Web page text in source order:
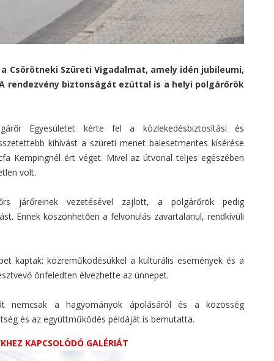
Szüreti Vigadalmat, amely idén jubileumi,
rendezvény biztonságát ezúttal is a helyi polgárőrök
Egyesületet kérte fel a közlekedésbiztosítási és
kihívást a szüreti menet balesetmentes kísérése
Kempingnél ért véget. Mivel az útvonal teljes egészében
volt.
járőreinek vezetésével zajlott, a polgárőrök pedig
Ennek köszönhetően a felvonulás zavartalanul, rendkívüli
kaptak: közreműködésükkel a kulturális események és a
önfeledten élvezhette az ünnepet.
nemcsak a hagyományok ápolásáról és a közösség
és az együttműködés példáját is bemutatta.
KAPCSOLÓDÓ GALÉRIÁT